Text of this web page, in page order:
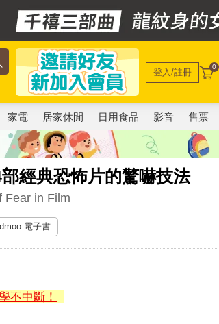
登入/註冊 0
家電 居家休閒 日用食品 影音 售票
經典恐怖片的驚嚇技法
Fear in Film
電子書
不中斷！